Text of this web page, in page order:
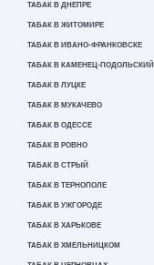
ТАБАК В ДНЕПРЕ
ТАБАК В ЖИТОМИРЕ
ТАБАК В ИВАНО-ФРАНКОВСКЕ
ТАБАК В КАМЕНЕЦ-ПОДОЛЬСКИЙ
ТАБАК В ЛУЦКЕ
ТАБАК В МУКАЧЕВО
ТАБАК В ОДЕССЕ
ТАБАК В РОВНО
ТАБАК В СТРЫЙ
ТАБАК В ТЕРНОПОЛЕ
ТАБАК В УЖГОРОДЕ
ТАБАК В ХАРЬКОВЕ
ТАБАК В ХМЕЛЬНИЦКОМ